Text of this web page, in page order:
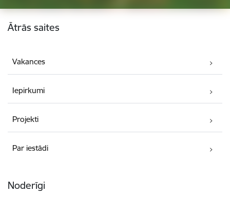
Kājene
Ātrās saites
Vakances
Iepirkumi
Projekti
Par iestādi
Noderīgi